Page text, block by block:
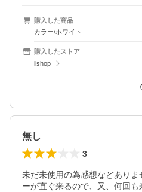
購入した商品
カラー/ホワイト
購入したストア
iishop
無し
3
未だ未使用の為感想などありま
ーが直ぐ来るので、又、何回